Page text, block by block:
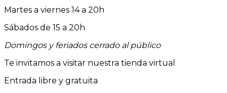
Martes a viernes 14 a 20h
Sábados de 15 a 20h
Domingos y feriados cerrado al público
Te invitamos a visitar nuestra tienda virtual
Entrada libre y gratuita